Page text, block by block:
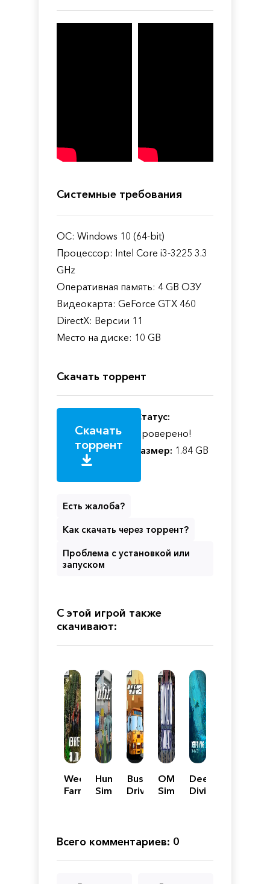
Системные требования
ОС: Windows 10 (64-bit)
Процессор: Intel Core i3-3225 3.3
GHz
Оперативная память: 4 GB ОЗУ
Видеокарта: GeForce GTX 460
DirectX: Версии 11
Место на диске: 10 GB
Скачать торрент
Скачать
торрент
Статус:
Проверено!
Размер: 1.84 GB
Есть жалоба?
Как скачать через торрент?
Проблема с установкой или
запуском
С этой игрой также
скачивают:
Weed
Farmer
Human
Simulator
Bus
Driver
OMON
Simulator
Deep
Diving
Всего комментариев: 0